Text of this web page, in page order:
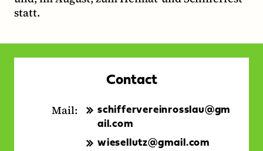
statt.
Contact
Mail:
schiffervereinrosslau@gm
ail.com
wiesellutz@gmail.com